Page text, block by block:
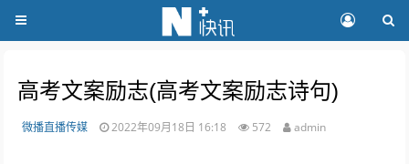
高考文案励志(高考文案励志诗句)
微播直播传媒 2022年09月18日 16:18 572 admin